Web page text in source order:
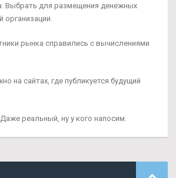
Выбрать для размещения денежных
организации.
рынка справились с вычислениями
на сайтах, где публикуется будущий
реальный, ну у кого напосим.